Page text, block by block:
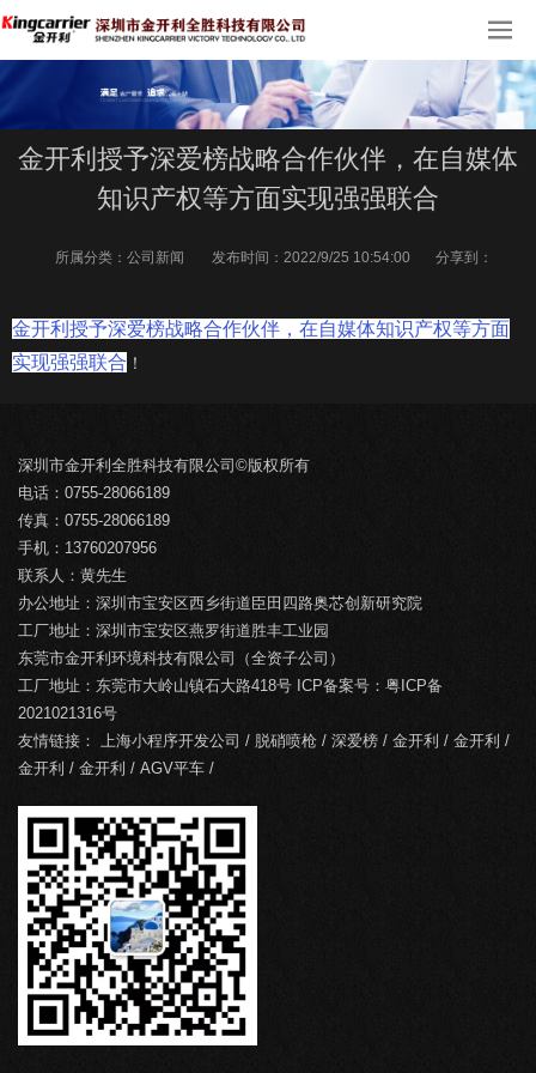
金开利授予深爱榜战略合作伙伴，在自媒体
知识产权等方面实现强强联合
所属分类： 公司新闻 发布时间： 2022/9/25 10:54:00 分享到：
金开利授予深爱榜战略合作伙伴，在自媒体知识产权等方面
实现强强联合 ！
深圳市金开利全胜科技有限公司©版权所有
电话：0755-28066189
传真：0755-28066189
手机：13760207956
联系人：黄先生
办公地址：深圳市宝安区西乡街道臣田四路奥芯创新研究院
工厂地址：深圳市宝安区燕罗街道胜丰工业园
东莞市金开利环境科技有限公司（全资子公司）
工厂地址：东莞市大岭山镇石大路418号 ICP备案号： 粤ICP备
2021021316号
友情链接： 上海小程序开发公司 / 脱硝喷枪 / 深爱榜 / 金开利 / 金开利 /
金开利 / 金开利 / AGV平车 /